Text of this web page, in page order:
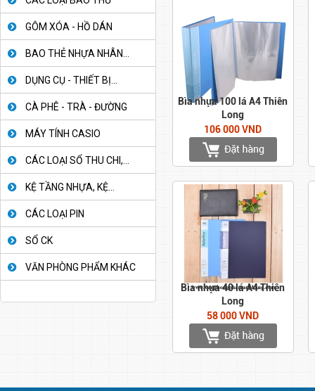
GÔM XÓA - HỒ DÁN
BAO THẺ NHỰA NHÂN...
DỤNG CỤ - THIẾT BỊ...
CÀ PHÊ - TRÀ - ĐƯỜNG
MÁY TÍNH CASIO
CÁC LOẠI SỔ THU CHI,...
KỆ TẦNG NHỰA, KỆ...
CÁC LOẠI PIN
SỔ CK
VĂN PHÒNG PHẨM KHÁC
Bìa nhựa 100 lá A4 Thiên
Long
106 000 VND
Bìa nhựa 40 lá A4 Thiên
Long
58 000 VND